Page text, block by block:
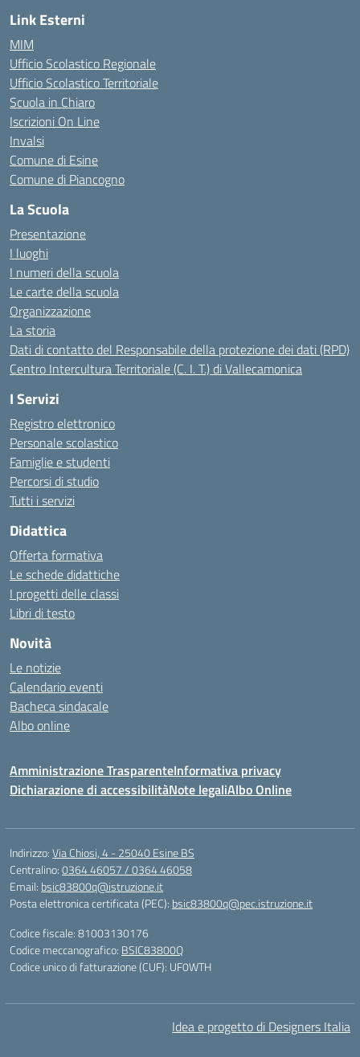
Link Esterni
MIM
Ufficio Scolastico Regionale
Ufficio Scolastico Territoriale
Scuola in Chiaro
Iscrizioni On Line
Invalsi
Comune di Esine
Comune di Piancogno
La Scuola
Presentazione
I luoghi
I numeri della scuola
Le carte della scuola
Organizzazione
La storia
Dati di contatto del Responsabile della protezione dei dati (RPD)
Centro Intercultura Territoriale (C. I. T.) di Vallecamonica
I Servizi
Registro elettronico
Personale scolastico
Famiglie e studenti
Percorsi di studio
Tutti i servizi
Didattica
Offerta formativa
Le schede didattiche
I progetti delle classi
Libri di testo
Novità
Le notizie
Calendario eventi
Bacheca sindacale
Albo online
Amministrazione TrasparenteInformativa privacy
Dichiarazione di accessibilitàNote legaliAlbo Online
Indirizzo:Via Chiosi, 4 - 25040 Esine BS
Centralino:0364 46057 / 0364 46058
Email: bsic83800q@istruzione.it
Posta elettronica certificata (PEC): bsic83800q@pec.istruzione.it
Codice fiscale: 81003130176
Codice meccanografico: BSIC83800Q
Codice unico di fatturazione (CUF): UF0WTH
Idea e progetto di Designers Italia